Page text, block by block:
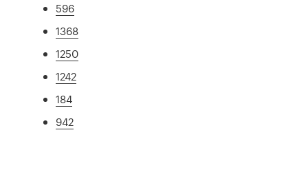
596
1368
1250
1242
184
942